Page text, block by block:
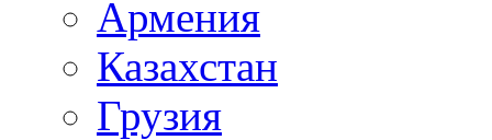
Армения
Казахстан
Грузия